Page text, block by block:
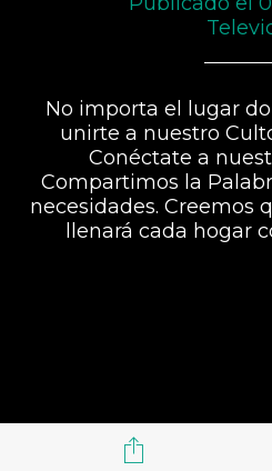
No importa el lugar
unirte a nuestro
Conéctate a
Compartimos la
necesidades. Creemos
llenará cada hogar